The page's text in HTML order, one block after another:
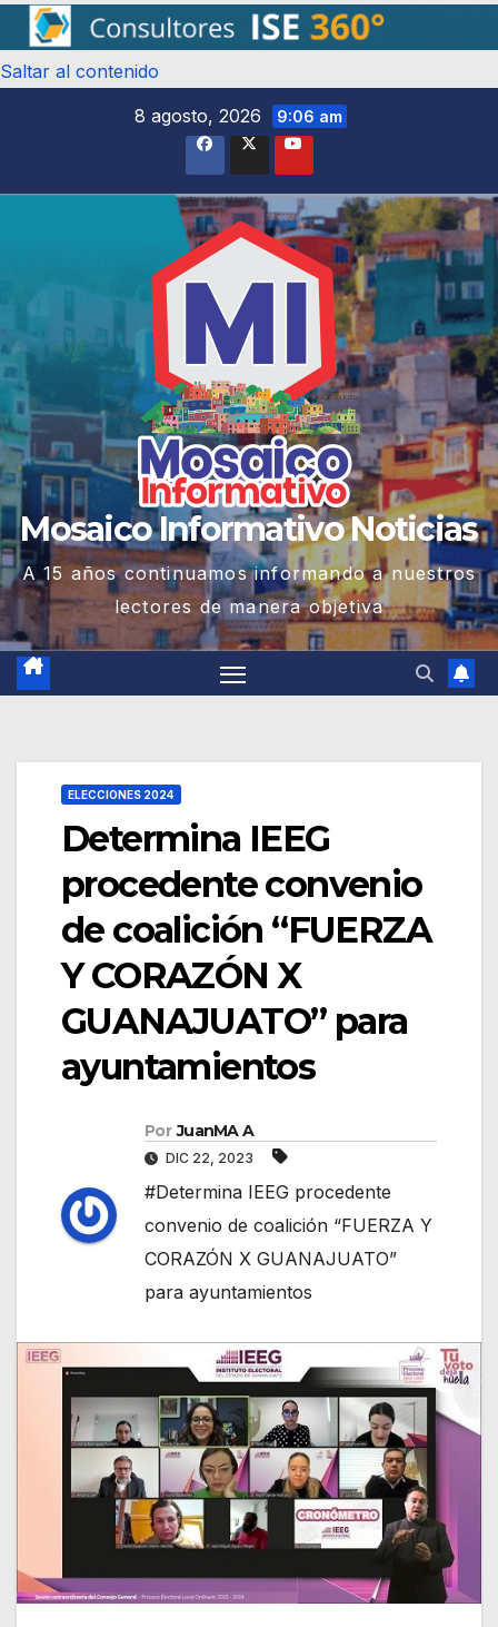
Saltar al contenido
8 agosto, 2026
9:06 am
Mosaico Informativo Noticias
A 15 años continuamos informando a nuestros
lectores de manera objetiva
ELECCIONES 2024
Determina IEEG
procedente convenio
de coalición “FUERZA
Y CORAZÓN X
GUANAJUATO” para
ayuntamientos
Por JuanMA A
DIC 22, 2023
#Determina IEEG procedente
convenio de coalición “FUERZA Y
CORAZÓN X GUANAJUATO”
para ayuntamientos